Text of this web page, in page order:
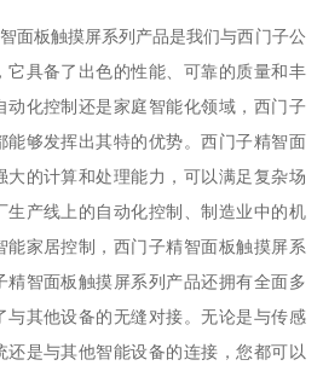
触摸屏系列产品是我们与西门子公
它具备了出色的性能、可靠的质量和丰
动化控制还是家庭智能化领域，西门子
能够发挥出其特的优势。西门子精智面
大的计算和处理能力，可以满足复杂场
生产线上的自动化控制、制造业中的机
能家居控制，西门子精智面板触摸屏系
精智面板触摸屏系列产品还拥有全面多
与其他设备的无缝对接。无论是与传感
还是与其他智能设备的连接，您都可以